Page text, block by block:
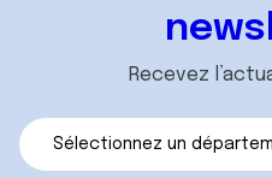
Recevez